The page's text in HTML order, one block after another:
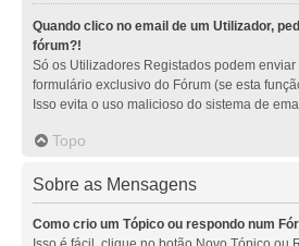
Quando clico no email de um Utilizador,
fórum?!
Só os Utilizadores Registados podem
formulário exclusivo do Fórum (se esta
Isso evita o uso malicioso do sistema de
Topo
Sobre as Mensagens
Como crio um Tópico ou respondo num